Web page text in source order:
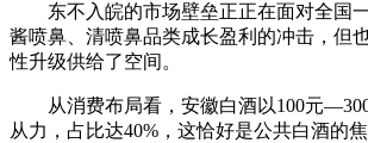
东不入皖的市场壁垒正正在面对全国一
酱喷鼻、清喷鼻品类成长盈利的冲击，但
性升级供给了空间。
从消费布局看，安徽白酒以100元
从力，占比达40%，这恰好是公共白酒的